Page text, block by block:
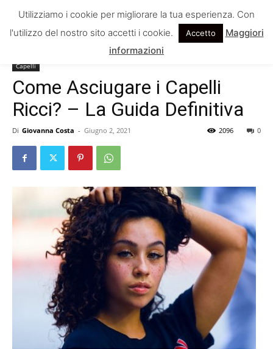
Capelli
Come Asciugare i Capelli
Ricci? – La Guida Definitiva
Di Giovanna Costa - Giugno 2, 2021 0
2096
Utilizziamo i cookie per migliorare la tua esperienza. Con
l'utilizzo del nostro sito accetti i cookie.
Accetto
Maggiori
informazioni